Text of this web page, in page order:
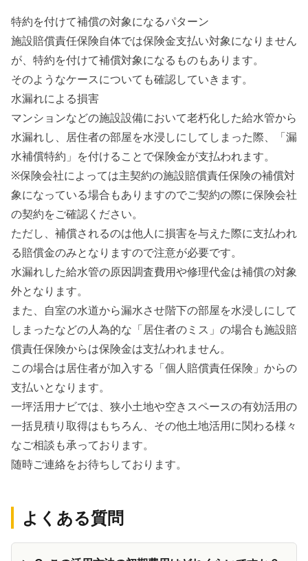
特約を付けて補償の対象になるパターン
施設賠償責任保険自体では保険金支払い対象になりません
が、特約を付けて補償対象になるものもあります。
そのようなケースについても確認していきます。
水漏れによる損害
マンションなどの施設設備において老朽化した給水管から
水漏れし、居住者の部屋を水浸しにしてしまった際、「漏
水補償特約」を付けることで保険金が支払われます。
※保険会社によっては主契約の施設賠償責任保険の補償対
象になっている場合もありますのでご契約の際に保険会社
の契約をご確認ください。
ただし、補償されるのは他人に損害を与えた際に支払われ
る賠償金のみとなりますので注意が必要です。
水漏れした給水管の原因調査費用や修理代金は補償の対象
外となります。
また、自室の水道から漏水させ階下の部屋を水浸しにして
しまったなどの人為的な「居住者のミス」の場合も施設賠
償責任保険からは保険金は支払われません。
この場合は居住者が加入する「個人賠償責任保険」からの
支払いとなります。
一坪活用ナビでは、狭小土地や空きスペースの有効活用の
一括見積り取得はもちろん、その他土地活用に関わる様々
なご相談も承っております。
随時ご連絡をお待ちしております。
よくある質問